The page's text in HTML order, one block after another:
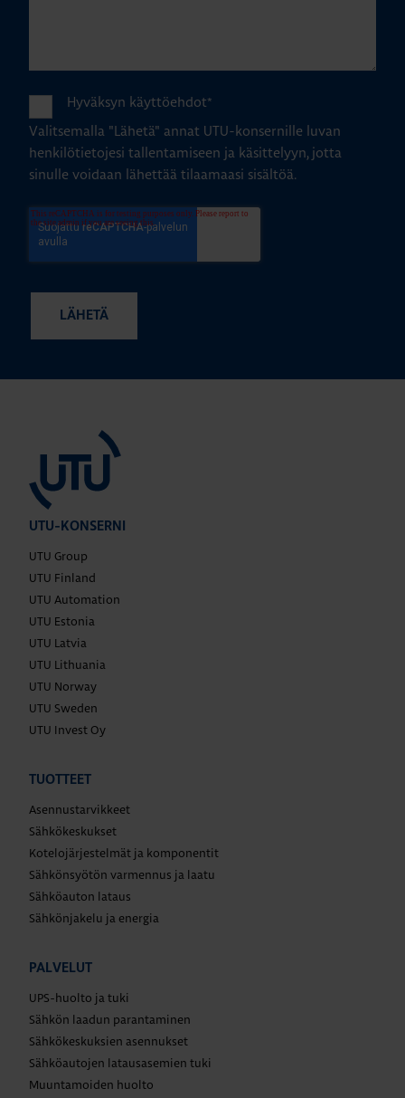
Hyväksyn käyttöehdot*
Valitsemalla "Lähetä" annat UTU-konsernille luvan
henkilötietojesi tallentamiseen ja käsittelyyn, jotta
sinulle voidaan lähettää tilaamaasi sisältöä.
UTU-KONSERNI
UTU Group
UTU Finland
UTU Automation
UTU Estonia
UTU Latvia
UTU Lithuania
UTU Norway
UTU Sweden
UTU Invest Oy
TUOTTEET
Asennustarvikkeet
Sähkökeskukset
Kotelojärjestelmät ja komponentit
Sähkönsyötön varmennus ja laatu
Sähköauton lataus
Sähkönjakelu ja energia
PALVELUT
UPS-huolto ja tuki
Sähkön laadun parantaminen
Sähkökeskuksien asennukset
Sähköautojen latausasemien tuki
Muuntamoiden huolto